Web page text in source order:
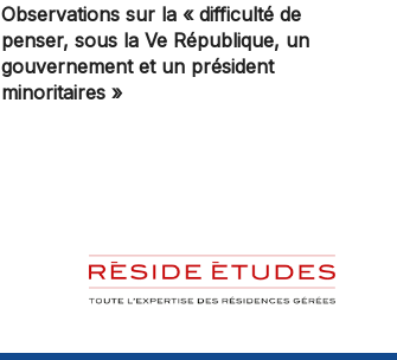
Observations sur la « difficulté de
penser, sous la Ve République, un
gouvernement et un président
minoritaires »